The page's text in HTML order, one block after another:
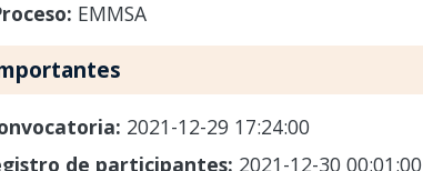
EMMSA
2021-12-29 17:24:00
de participantes: 2021-12-30 00:01:00